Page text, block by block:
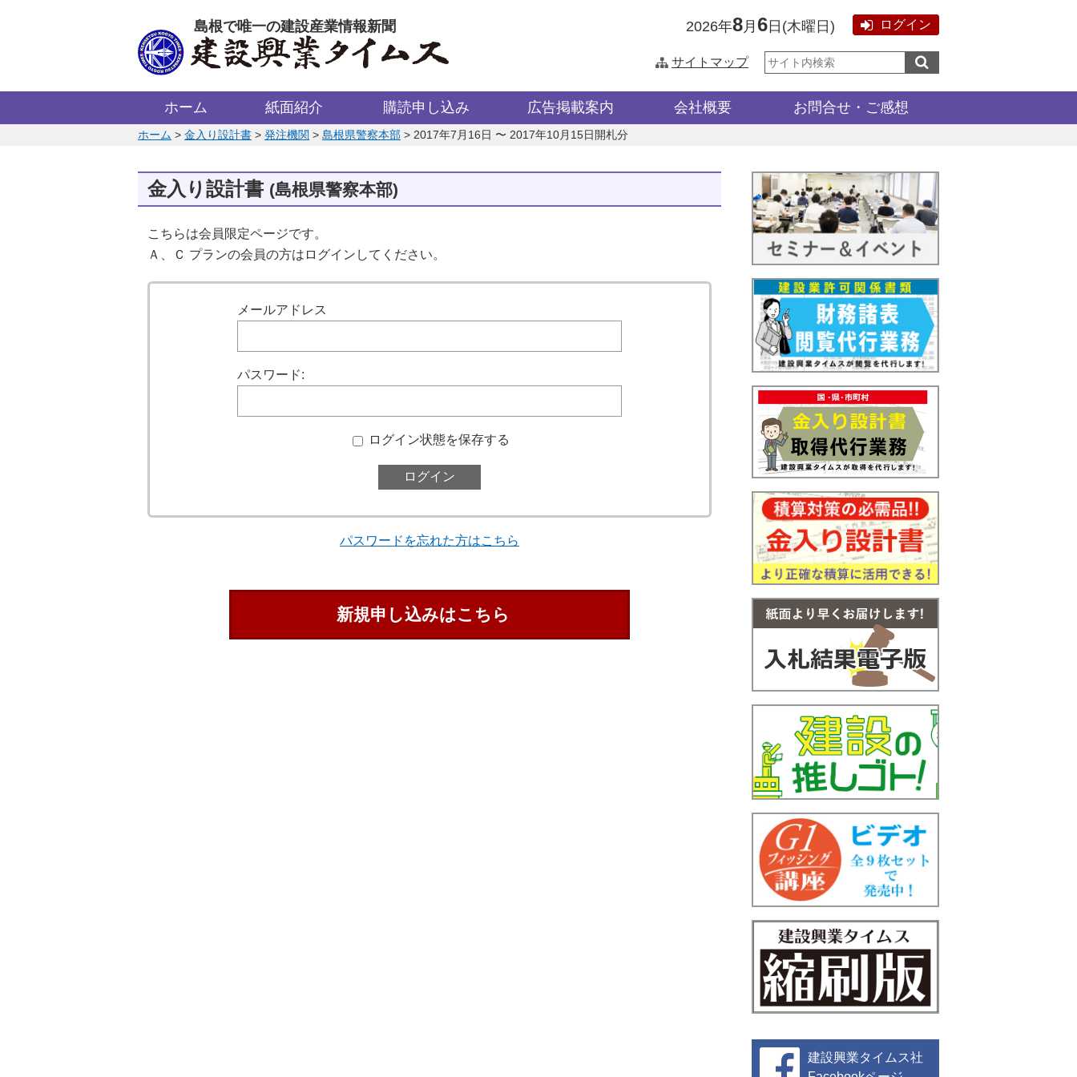
島根で唯一の建設産業情報新聞 2026年8月 6 日 (木曜日 ) ログイン
サイトマップ
サ
イ
内
ホーム 紙面紹介 購読申し込み 広告掲載案内 会社概要 お問合せ・ご感想
このページの位置:
ホーム > 金入り設計書 > 発注機関 > 島根県警察本部 > 2017年7月16日 〜 2017年10月15日開札分
金入り設計書 (島根県警察本部)
こちらは会員限定ページです。
Ａ、Ｃ プランの会員の方はログインしてください。
メールアドレス
パスワード:
ログイン状態を保存する
パスワードを忘れた方はこちら
新規申し込みはこちら
建設興業タイムス社